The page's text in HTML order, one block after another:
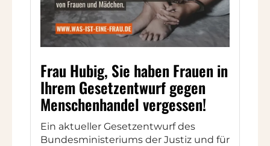
Frau Hubig, Sie haben Frauen in
Ihrem Gesetzentwurf gegen
Menschenhandel vergessen!
Ein aktueller Gesetzentwurf des
Bundesministeriums der Justiz und für